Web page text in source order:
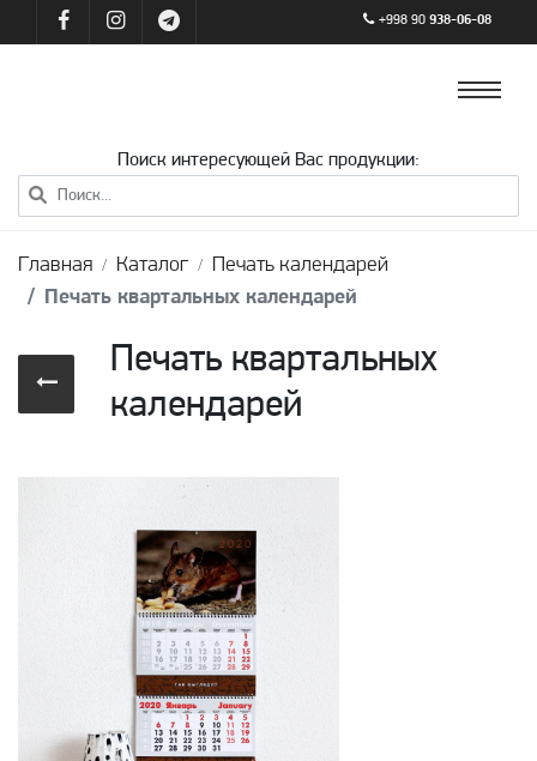
+998 90 938-06-08
Поиск интересующей Вас продукции:
Главная Каталог
Печать календарей
Печать квартальных календарей
Печать квартальных
календарей